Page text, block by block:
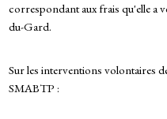
correspondant aux frais qu'elle a
du-Gard.
Sur les interventions volontaires
SMABTP :